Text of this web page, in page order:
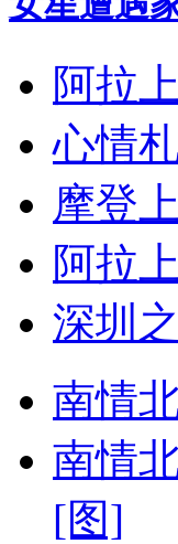
阿拉
心情
摩登
阿拉
深圳
南情
南情
[图]